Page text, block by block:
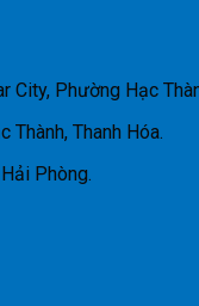
Phường Hạc
Thành, Thanh Hóa.
Phòng.